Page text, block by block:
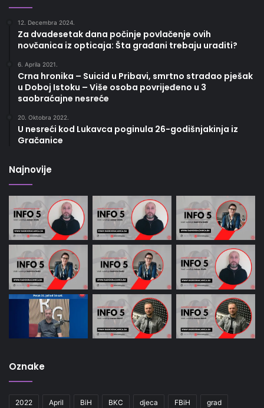
12. Decembra 2024.
Za dvadesetak dana počinje povlačenje ovih
novčanica iz opticaja: Šta građani trebaju uraditi?
6. Aprila 2021.
Crna hronika – Suicid u Pribavi, smrtno stradao pješak
u Doboj Istoku – Više osoba povrijeđeno u 3
saobraćajne nesreće
20. Oktobra 2022.
U nesreći kod Lukavca poginula 26-godišnjakinja iz
Gračanice
Najnovije
Oznake
2022 April BiH BKC djeca FBiH grad